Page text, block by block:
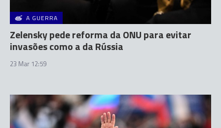
A GUERRA
Zelensky pede reforma da ONU para evitar
invasões como a da Rússia
23 Mar 12:59